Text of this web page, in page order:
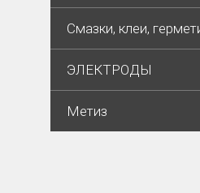
Смазки, клеи,
ЭЛЕКТРОДЫ
Метиз